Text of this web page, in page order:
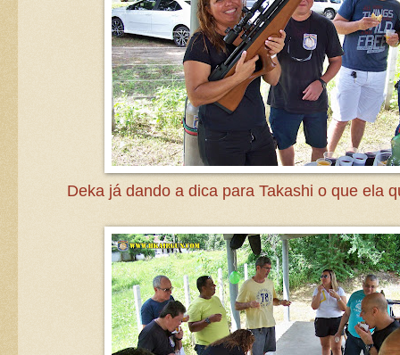
Deka já dando a dica para Takashi o que ela